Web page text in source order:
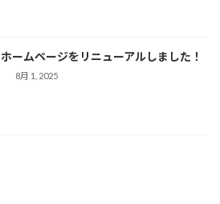
ホームページをリニューアルしました！
8月 1, 2025